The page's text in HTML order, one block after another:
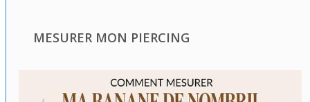
MESURER MON PIERCING